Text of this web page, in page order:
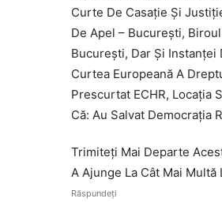
Curte De Casație Și
De Apel – București,
București, Dar Și Instanței
Curtea Europeană A
Prescurtat ECHR, Locația
Că: Au Salvat Democrația
Trimiteți Mai Departe
A Ajunge La Cât Mai Multă
Răspundeți